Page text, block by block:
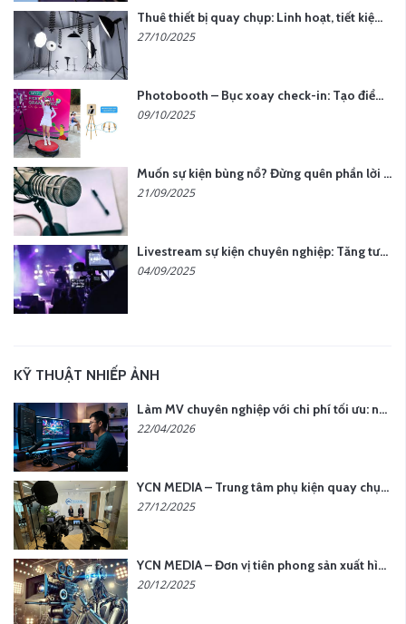
Thuê thiết bị quay chụp: Linh hoạt, tiết kiệm, hiệu quả
27/10/2025
Photobooth – Bục xoay check-in: Tạo điểm nhấn cho sự kiện của bạn
09/10/2025
Muốn sự kiện bùng nổ? Đừng quên phần lời hát đậm chất riêng
21/09/2025
Livestream sự kiện chuyên nghiệp: Tăng tương tác, nâng tầm thương hiệu
04/09/2025
KỸ THUẬT NHIẾP ẢNH
Làm MV chuyên nghiệp với chi phí tối ưu: nên chọn quay thực tế hay video AI?
22/04/2026
YCN MEDIA – Trung tâm phụ kiện quay chụp tại Hà Nội
27/12/2025
YCN MEDIA – Đơn vị tiên phong sản xuất hình ảnh & âm thanh bằng AI tại Hà Nội
20/12/2025